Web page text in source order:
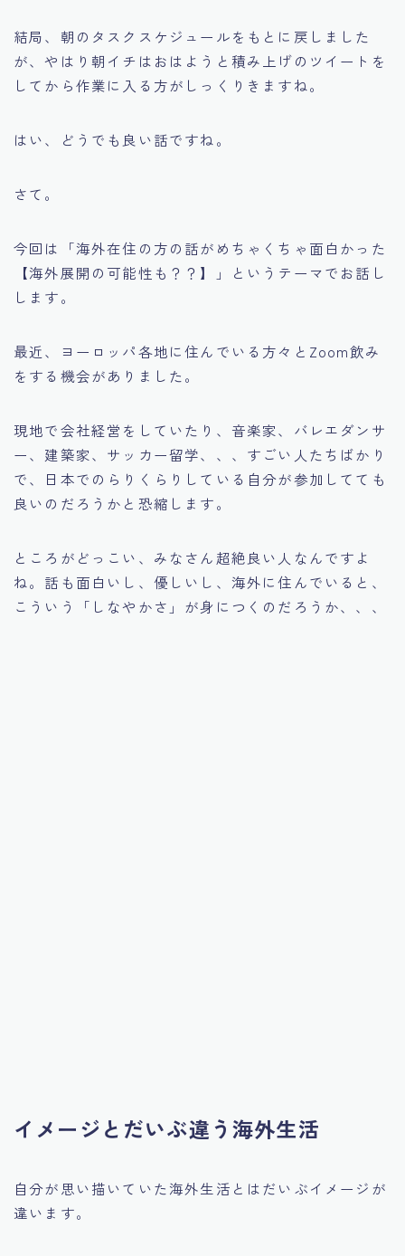
結局、朝のタスクスケジュールをもとに戻しました
が、やはり朝イチはおはようと積み上げのツイートを
してから作業に入る方がしっくりきますね。
はい、どうでも良い話ですね。
さて。
今回は「海外在住の方の話がめちゃくちゃ面白かった
【海外展開の可能性も？？】」というテーマでお話し
します。
最近、ヨーロッパ各地に住んでいる方々とZoom飲み
をする機会がありました。
現地で会社経営をしていたり、音楽家、バレエダンサ
ー、建築家、サッカー留学、、、すごい人たちばかり
で、日本でのらりくらりしている自分が参加してても
良いのだろうかと恐縮します。
ところがどっこい、みなさん超絶良い人なんですよ
ね。話も面白いし、優しいし、海外に住んでいると、
こういう「しなやかさ」が身につくのだろうか、、、
イメージとだいぶ違う海外生活
自分が思い描いていた海外生活とはだいぶイメージが
違います。